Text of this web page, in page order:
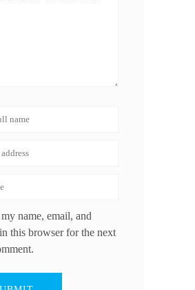
my name, email, and
this browser for the next